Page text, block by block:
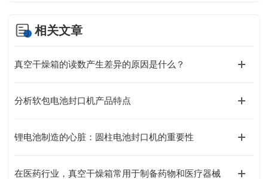
相关文章
真空干燥箱的读数产生差异的原因是什么？
分析软包电池封口机产品特点
锂电池制造的心脏：圆柱电池封口机的重要性
在医药行业，真空干燥箱常用于制备药物和医疗器械